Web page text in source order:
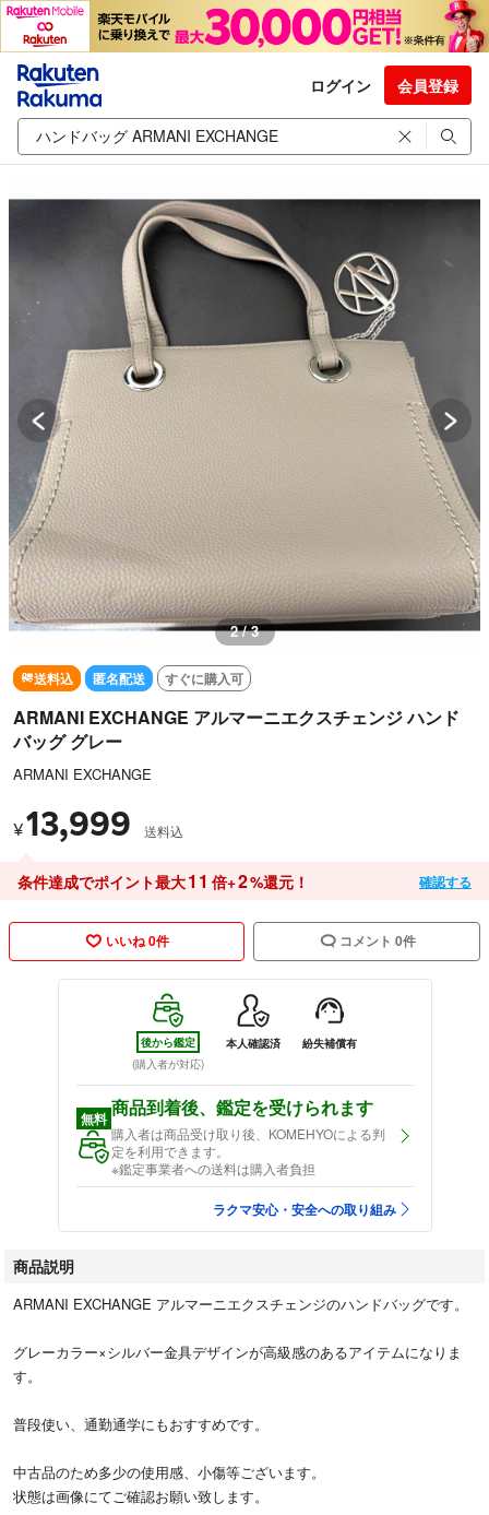
ログイン 会員登録
3 / 3
送料込 匿名配送 すぐに購入可
ARMANI EXCHANGE アルマーニエクスチェンジ ハンド
バッグ グレー
ARMANI EXCHANGE
¥13,999 送料込
条件達成でポイント最大11 倍+2%還元！ 確認する
いいね 0件 コメント 0件
後から鑑定
(購入者が対応)
本人確認済 紛失補償有
無料 商品到着後、鑑定を受けられます
購入者は商品受け取り後、KOMEHYOによる判
定を利用できます。
※鑑定事業者への送料は購入者負担
ラクマ安心・安全への取り組み
商品説明
ARMANI EXCHANGE アルマーニエクスチェンジのハンドバッグです。
グレーカラー×シルバー金具デザインが高級感のあるアイテムになりま
す。
普段使い、通勤通学にもおすすめです。
中古品のため多少の使用感、小傷等ございます。
状態は画像にてご確認お願い致します。